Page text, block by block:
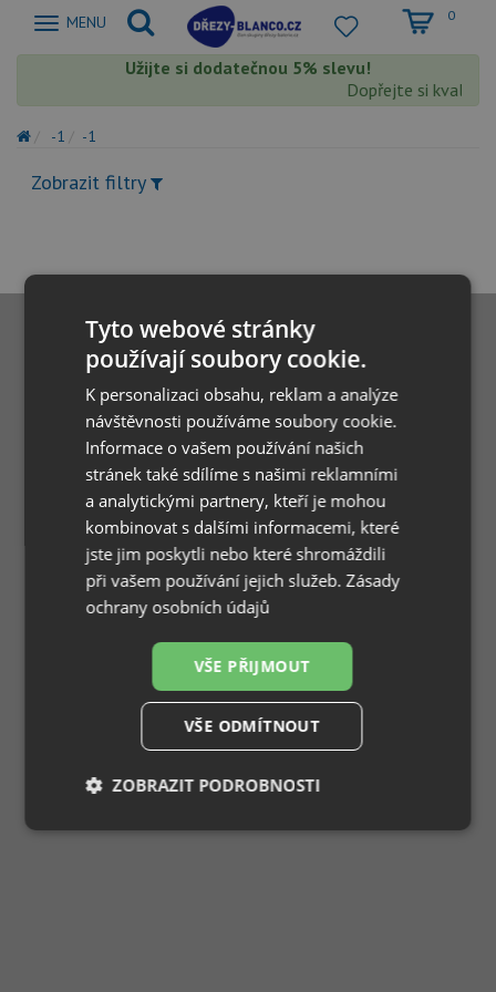
Zobrazit
MENU 0
Užijte si dodatečnou 5% slevu!
Dopřejte si kvalitu
-1 -1
Zobrazit filtry
Tyto webové stránky
používají soubory cookie.
K personalizaci obsahu, reklam a analýze
návštěvnosti používáme soubory cookie.
Informace o vašem používání našich
stránek také sdílíme s našimi reklamními
a analytickými partnery, kteří je mohou
kombinovat s dalšími informacemi, které
jste jim poskytli nebo které shromáždili
při vašem používání jejich služeb.Zásady
ochrany osobních údajů
VŠE PŘIJMOUT
VŠE ODMÍTNOUT
ZOBRAZIT PODROBNOSTI
Nezbytně
Výkonové
Soubory